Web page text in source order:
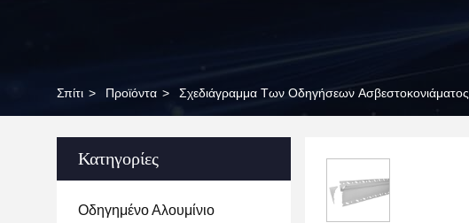
Σπίτι > Προϊόντα > Σχεδιάγραμμα Των Οδηγήσεων Ασβεστοκονιάματος
Κατηγορίες
Οδηγημένο Αλουμίνιο